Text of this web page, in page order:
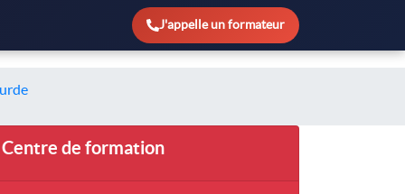
J'appelle un formateur
Centre de formation